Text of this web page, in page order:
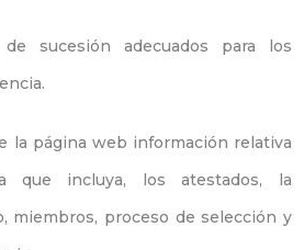
sucesión adecuados para los
la página web información relativa
que incluya, los atestados, la
miembros, proceso de selección y